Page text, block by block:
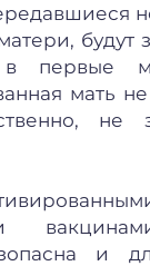
будут
в первые
мать
не
и